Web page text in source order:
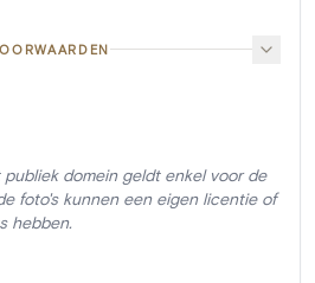
domein geldt enkel voor de
foto's kunnen een eigen licentie of
hebben.